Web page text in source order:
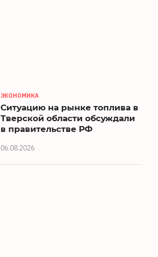
ЭКОНОМИКА
Ситуацию на рынке топлива в
Тверской области обсуждали
в правительстве РФ
06.08.2026